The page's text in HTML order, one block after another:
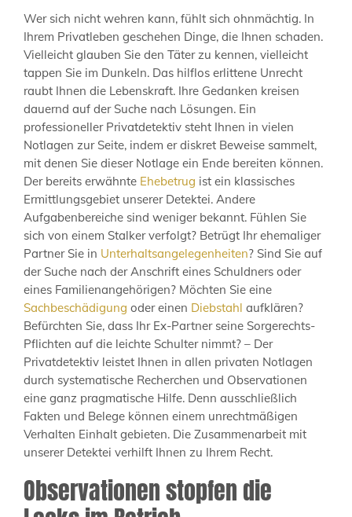
Wer sich nicht wehren kann, fühlt sich ohnmächtig. In
Ihrem Privatleben geschehen Dinge, die Ihnen schaden.
Vielleicht glauben Sie den Täter zu kennen, vielleicht
tappen Sie im Dunkeln. Das hilflos erlittene Unrecht
raubt Ihnen die Lebenskraft. Ihre Gedanken kreisen
dauernd auf der Suche nach Lösungen. Ein
professioneller Privatdetektiv steht Ihnen in vielen
Notlagen zur Seite, indem er diskret Beweise sammelt,
mit denen Sie dieser Notlage ein Ende bereiten können.
Der bereits erwähnte Ehebetrug ist ein klassisches
Ermittlungsgebiet unserer Detektei. Andere
Aufgabenbereiche sind weniger bekannt. Fühlen Sie
sich von einem Stalker verfolgt? Betrügt Ihr ehemaliger
Partner Sie in Unterhaltsangelegenheiten? Sind Sie auf
der Suche nach der Anschrift eines Schuldners oder
eines Familienangehörigen? Möchten Sie eine
Sachbeschädigung oder einen Diebstahl aufklären?
Befürchten Sie, dass Ihr Ex-Partner seine Sorgerechts-
Pflichten auf die leichte Schulter nimmt? – Der
Privatdetektiv leistet Ihnen in allen privaten Notlagen
durch systematische Recherchen und Observationen
eine ganz pragmatische Hilfe. Denn ausschließlich
Fakten und Belege können einem unrechtmäßigen
Verhalten Einhalt gebieten. Die Zusammenarbeit mit
unserer Detektei verhilft Ihnen zu Ihrem Recht.
Observationen stopfen die